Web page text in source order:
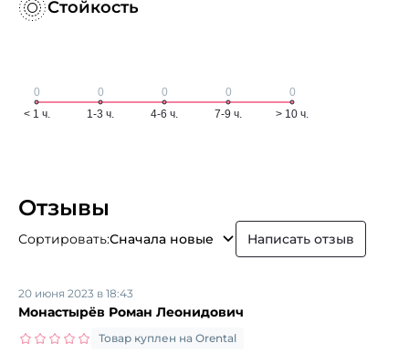
Стойкость
Отзывы
Сортировать:Сначала новые Написать отзыв
Монастырёв Роман Леонидович
20 июня 2023 в 18:43
Товар куплен на Orental